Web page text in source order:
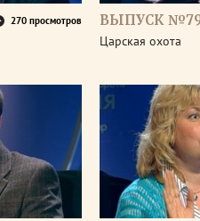
270 просмотров ВЫПУСК
Царская охота